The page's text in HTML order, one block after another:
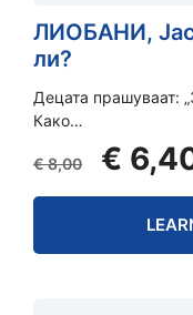
ЛИОБАНИ,
ли?
Децата прашуваат:
Како…
€8,00
price
was:
€
€